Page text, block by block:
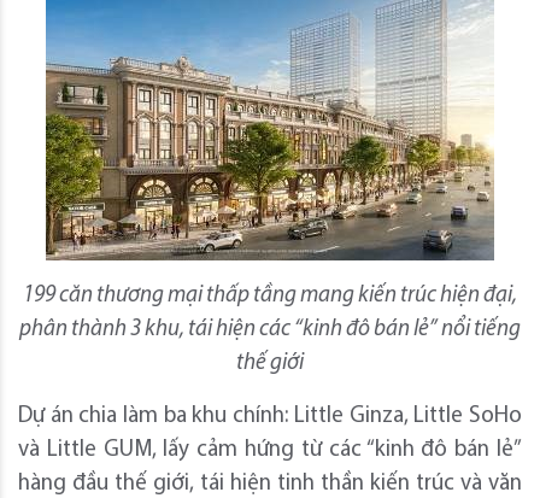
199 căn thương mại thấp tầng mang kiến trúc hiện đại,
phân thành 3 khu, tái hiện các “kinh đô bán lẻ” nổi tiếng
thế giới
Dự án chia làm ba khu chính: Little Ginza, Little SoHo
và Little GUM, lấy cảm hứng từ các “kinh đô bán lẻ”
hàng đầu thế giới, tái hiện tinh thần kiến trúc và văn